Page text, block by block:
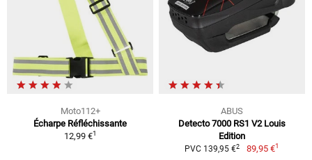
Moto112+
Écharpe Réfléchissante
12,99 €1
ABUS
Detecto 7000 RS1 V2 Louis
Edition
PVC 139,95 €2 89,95 €1